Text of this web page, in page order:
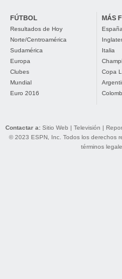
FÚTBOL
Resultados de Hoy
Norte/Centroamérica
Sudamérica
Europa
Clubes
Mundial
Euro 2016
MÁS
España
Italia
Copa
Contactar a: Sitio Web | Televisión |
© 2023 ESPN, Inc. Todos los derechos
términos